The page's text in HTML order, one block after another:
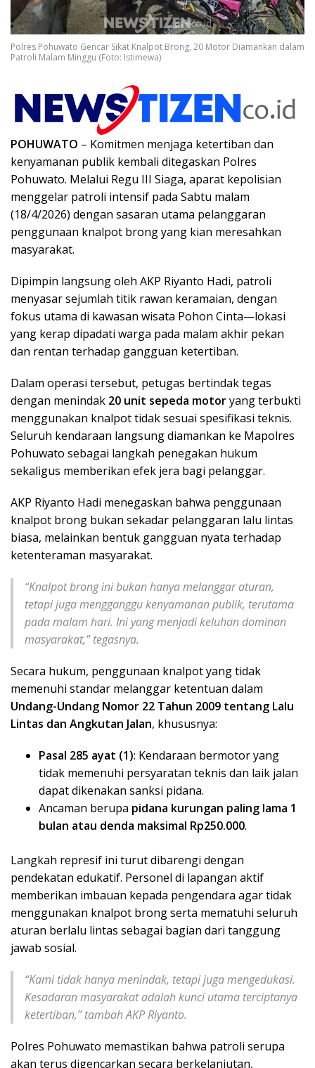
Polres Pohuwato Gencar Sikat Knalpot Brong, 20 Motor Diamankan dalam
Patroli Malam Minggu (Foto: Istimewa)
POHUWATO – Komitmen menjaga ketertiban dan
kenyamanan publik kembali ditegaskan Polres
Pohuwato. Melalui Regu III Siaga, aparat kepolisian
menggelar patroli intensif pada Sabtu malam
(18/4/2026) dengan sasaran utama pelanggaran
penggunaan knalpot brong yang kian meresahkan
masyarakat.
Dipimpin langsung oleh AKP Riyanto Hadi, patroli
menyasar sejumlah titik rawan keramaian, dengan
fokus utama di kawasan wisata Pohon Cinta—lokasi
yang kerap dipadati warga pada malam akhir pekan
dan rentan terhadap gangguan ketertiban.
Dalam operasi tersebut, petugas bertindak tegas
dengan menindak 20 unit sepeda motoryang terbukti
menggunakan knalpot tidak sesuai spesifikasi teknis.
Seluruh kendaraan langsung diamankan ke Mapolres
Pohuwato sebagai langkah penegakan hukum
sekaligus memberikan efek jera bagi pelanggar.
AKP Riyanto Hadi menegaskan bahwa penggunaan
knalpot brong bukan sekadar pelanggaran lalu lintas
biasa, melainkan bentuk gangguan nyata terhadap
ketenteraman masyarakat.
“Knalpot brong ini bukan hanya melanggar aturan,
tetapi juga mengganggu kenyamanan publik, terutama
pada malam hari. Ini yang menjadi keluhan dominan
masyarakat,” tegasnya.
Secara hukum, penggunaan knalpot yang tidak
memenuhi standar melanggar ketentuan dalam
Undang-Undang Nomor 22 Tahun 2009 tentang Lalu
Lintas dan Angkutan Jalan, khususnya:
Pasal 285 ayat (1): Kendaraan bermotor yang
tidak memenuhi persyaratan teknis dan laik jalan
dapat dikenakan sanksi pidana.
Ancaman berupa pidana kurungan paling lama 1
bulan atau denda maksimal Rp250.000.
Langkah represif ini turut dibarengi dengan
pendekatan edukatif. Personel di lapangan aktif
memberikan imbauan kepada pengendara agar tidak
menggunakan knalpot brong serta mematuhi seluruh
aturan berlalu lintas sebagai bagian dari tanggung
jawab sosial.
“Kami tidak hanya menindak, tetapi juga mengedukasi.
Kesadaran masyarakat adalah kunci utama terciptanya
ketertiban,” tambah AKP Riyanto.
Polres Pohuwato memastikan bahwa patroli serupa
akan terus digencarkan secara berkelanjutan,